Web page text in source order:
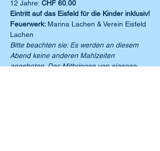
12 Jahre: CHF 60.00
Eintritt auf das Eisfeld für die Kinder inklusiv!
Feuerwerk: Marina Lachen & Verein Eisfeld
Lachen
Bitte beachten sie: Es werden an diesem
Abend keine anderen Mahlzeiten
angeboten. Das Mitbringen von eigenen